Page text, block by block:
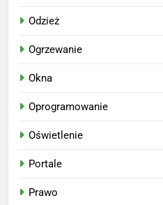
Odzież
Ogrzewanie
Okna
Oprogramowanie
Oświetlenie
Portale
Prawo